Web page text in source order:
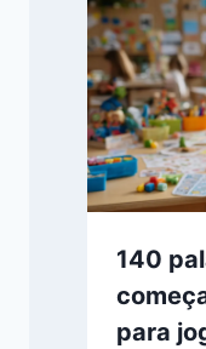
140
para